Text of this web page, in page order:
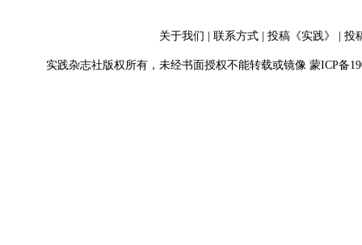
关于我们 联系方式 投稿《实践》 投
实践杂志社版权所有，未经书面授权不能转载或镜像 蒙ICP备